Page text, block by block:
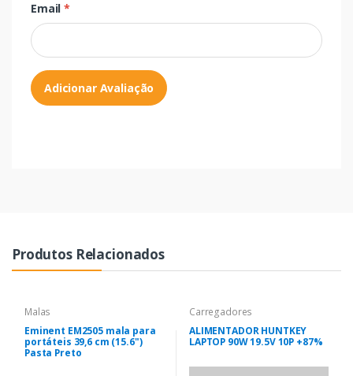
Email*
Adicionar Avaliação
Produtos Relacionados
Malas
Eminent EM2505 mala para
portáteis 39,6 cm (15.6")
Pasta Preto
Carregadores
ALIMENTADOR HUNTKEY
LAPTOP 90W 19.5V 10P +87%